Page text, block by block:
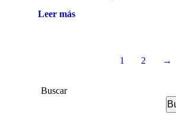
Leer más
1 2 →
Buscar